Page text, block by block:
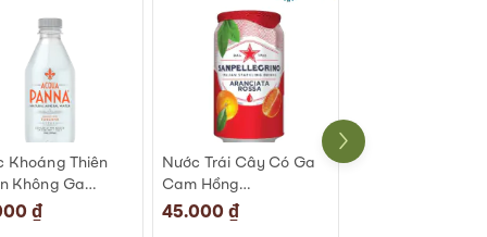
Khoáng Thiên
Không Ga
Panna Chai
₫
Nước Trái Cây Có Ga
Cam Hồng
Sanpellegrino Lon
45.000 ₫
Nước Trái Cây